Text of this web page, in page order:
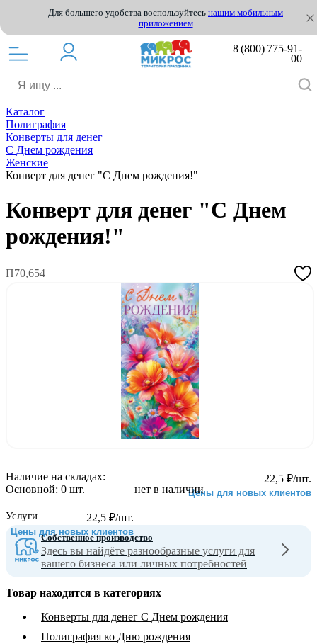
Для большего удобства воспользуйтесь нашим мобильным
приложением
8 (800) 775-91-
00
Каталог
Полиграфия
Конверты для денег
С Днем рождения
Женские
Конверт для денег "С Днем рождения!"
Конверт для денег "С Днем
рождения!"
П70,654
22,5 ₽/шт.
Цены для новых клиентов
нет в наличии
22,5 ₽/шт.
Цены для новых клиентов
Наличие на складах:
Основной: 0 шт.
Услуги
Собственное производство
Здесь вы найдёте разнообразные услуги для
вашего бизнеса или личных потребностей
Товар находится в категориях
Конверты для денег С Днем рождения
Полиграфия ко Дню рождения